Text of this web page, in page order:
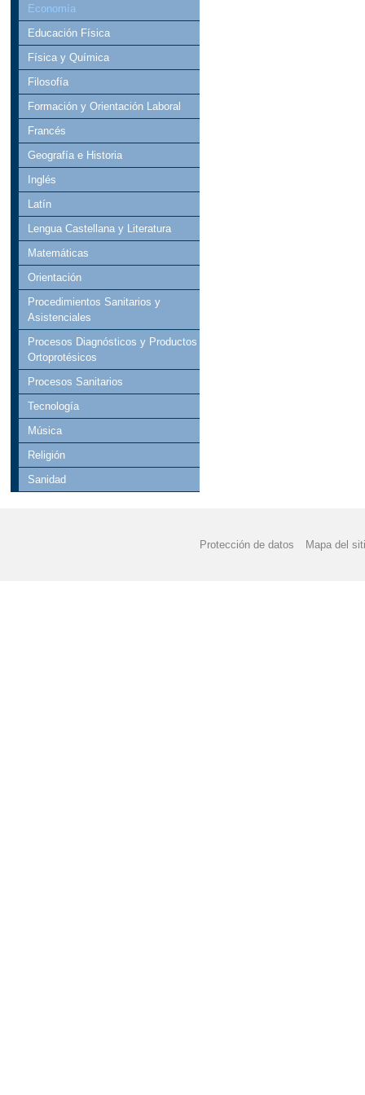
Economía
Educación Física
Física y Química
Filosofía
Formación y Orientación Laboral
Francés
Geografía e Historia
Inglés
Latín
Lengua Castellana y Literatura
Matemáticas
Orientación
Procedimientos Sanitarios y
Asistenciales
Procesos Diagnósticos y Productos
Ortoprotésicos
Procesos Sanitarios
Tecnología
Música
Religión
Sanidad
Protección de datos Mapa del